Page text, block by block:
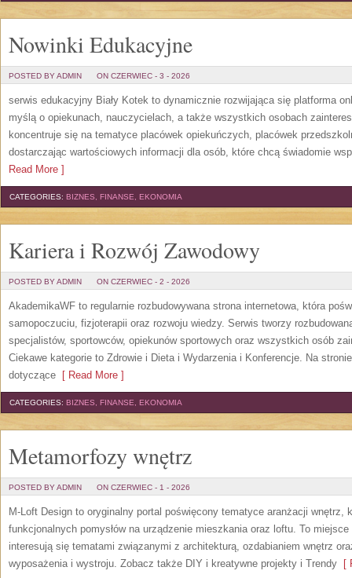
Nowinki Edukacyjne
POSTED BY ADMIN ON CZERWIEC - 3 - 2026
serwis edukacyjny Biały Kotek to dynamicznie rozwijająca się platforma
myślą o opiekunach, nauczycielach, a także wszystkich osobach
koncentruje się na tematyce placówek opiekuńczych, placówek
dostarczając wartościowych informacji dla osób, które chcą świadomie
Read More ]
CATEGORIES: BIZNES, FINANSE, EKONOMIA
Kariera i Rozwój Zawodowy
POSTED BY ADMIN ON CZERWIEC - 2 - 2026
AkademikaWF to regularnie rozbudowywana strona internetowa, która
samopoczuciu, fizjoterapii oraz rozwoju wiedzy. Serwis tworzy
specjalistów, sportowców, opiekunów sportowych oraz wszystkich osób
Ciekawe kategorie to Zdrowie i Dieta i Wydarzenia i Konferencje. Na
dotyczące [ Read More ]
CATEGORIES: BIZNES, FINANSE, EKONOMIA
Metamorfozy wnętrz
POSTED BY ADMIN ON CZERWIEC - 1 - 2026
M-Loft Design to oryginalny portal poświęcony tematyce aranżacji wnętrz,
funkcjonalnych pomysłów na urządzenie mieszkania oraz loftu. To
interesują się tematami związanymi z architekturą, ozdabianiem wnętrz
wyposażenia i wystroju. Zobacz także DIY i kreatywne projekty i Trendy [